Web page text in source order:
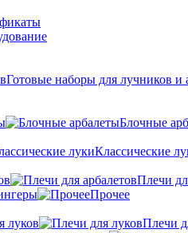
Готовые наборы для лучников и
Блочные
Классические
Плечи
Прочее
луков
Плечи